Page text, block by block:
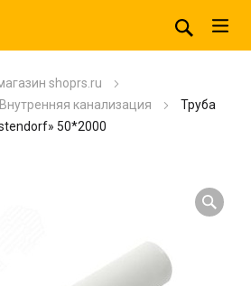
shoprs.ru
Внутренняя канализация
Труба
50*2000